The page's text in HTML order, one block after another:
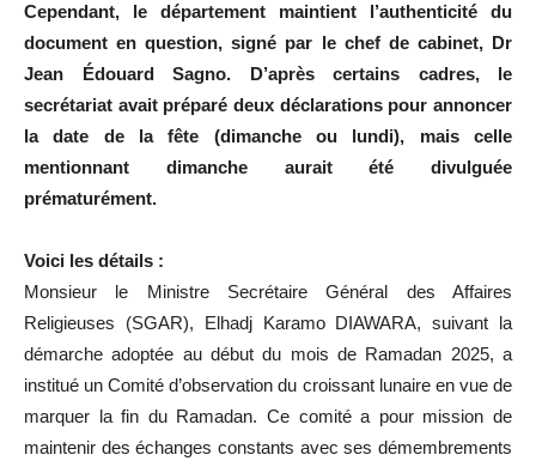
Cependant, le département maintient l’authenticité du
document en question, signé par le chef de cabinet, Dr
Jean Édouard Sagno. D’après certains cadres, le
secrétariat avait préparé deux déclarations pour annoncer
la date de la fête (dimanche ou lundi), mais celle
mentionnant dimanche aurait été divulguée
prématurément.
Voici les détails :
Monsieur le Ministre Secrétaire Général des Affaires
Religieuses (SGAR), Elhadj Karamo DIAWARA, suivant la
démarche adoptée au début du mois de Ramadan 2025, a
institué un Comité d’observation du croissant lunaire en vue de
marquer la fin du Ramadan. Ce comité a pour mission de
maintenir des échanges constants avec ses démembrements